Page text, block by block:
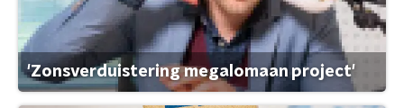
'Zonsverduistering megalomaan project'